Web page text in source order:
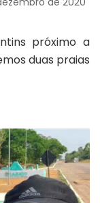
próximo a
duas praias